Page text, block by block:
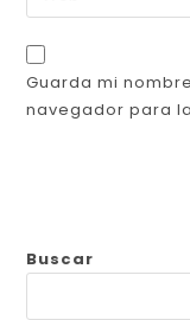
Guarda mi
navegador para
Buscar